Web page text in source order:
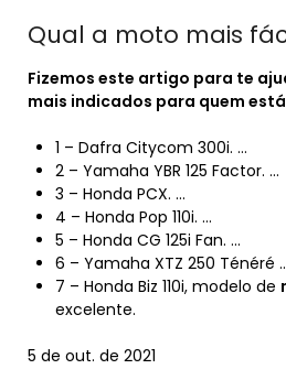
Qual a moto mais
Fizemos este artigo para te
mais indicados para quem
1 – Dafra Citycom 300i. …
2 – Yamaha YBR 125 Factor. …
3 – Honda PCX. …
4 – Honda Pop 110i. …
5 – Honda CG 125i Fan. …
6 – Yamaha XTZ 250 Ténéré
7 – Honda Biz 110i, modelo de
excelente.
5 de out. de 2021